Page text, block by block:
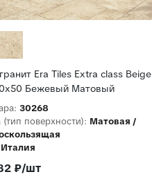
Era Tiles Extra class Beige
Бежевый Матовый
30268
поверхности): Матовая /
Италия
Extra class
₽/шт